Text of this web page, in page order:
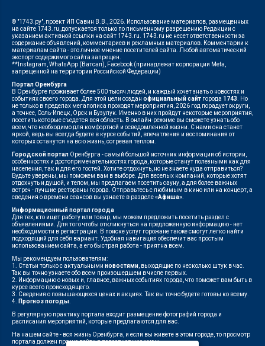
© "1743.ру", проект ИП Савин В.В., 2026. Использование материалов, размещенных
на сайте 1743.ru, допускается только по письменному разрешению Редакции с
указанием активной ссылки на сайт 1743.ru. 1743.ru не несет ответственности за
содержание объявлений, комментариев и рекламных материалов. Комментарии к
материалам сайта - это личное мнение посетителей сайта. Любой автоматический
экспорт содержимого сайта запрещен.
**Instagram, WhatsApp (Ватсап), Facebook (принадлежат корпорации Meta,
запрещенной на территории Российской Федерации)
Портал Оренбурга
В Оренбурге проживает более 500 тысяч людей, и каждый хочет знать о новостях и
событиях своего города. Для этой цели создан официальный сайт города 1743 . Но
не только в пределах мегаполиса проходят мероприятия, 2026 год порадует округи,
а точнее, Соль-Илецк, Орск и Бузулук. Именно в них пройдут некоторые мероприятия,
посетить которые съедется вся область. В онлайн-режиме вы сможете узнать обо
всем, что необходимо для комфортной и осведомленной жизни. С нами она станет
яркой, ведь вы всегда будете в курсе событий, впечатления и воспоминания от
которых останутся на всю жизнь, согревая теплом.
Городской портал Оренбурга - самый большой источник информации об истории,
особенностях и достопримечательностях города, которые станут полезными как для
населения, так и для его гостей. Хотите отдохнуть, но не знаете куда отправиться?
Будьте уверены, мы поможем вам в выборе. Для веселых компаний, которые хотят
отдохнуть и душой, и телом, мы предлагаем посетить сауну, а для более важных
встреч - лучшие рестораны города. Отправьтесь с любимым в кино или на концерт, а
сведения о времени сеансов вы узнаете в разделе«Афиша»
Информационный портал города
Для тех, кто ищет работу или товар, мы можем предложить посетить раздел с
объявлениями. Для того чтобы откликнуться на предложенную информацию - нет
необходимости в регистрации. В поиске услуг горожане также смогут легко найти
подходящий для себя вариант. Удобная навигация обеспечит вас простым
использованием сайта, а его быстрая работа - приятна всем.
Мы рекомендуем пользователям:
1. Статьи только с актуальными новостями , выходящие по несколько штук в час.
Так вы точно узнаете обо всем произошедшем в числе первых.
2. Информацию о новых и, главное, важных событиях города, что поможет вам быть в
курсе всего происходящего.
3. Сведения о повышающихся ценах и акциях. Так вы точно будете готовы ко всему.
4.
Прогноз погоды
В регулярную практику портала входит размещение фотографий города и
расписания мероприятий, которые предлагаются для вас.
На нашем сайте - вся жизнь Оренбурга, и если вы живете в этом городе, то просмотр
портала должен прочно войти в повседневную жизнь.